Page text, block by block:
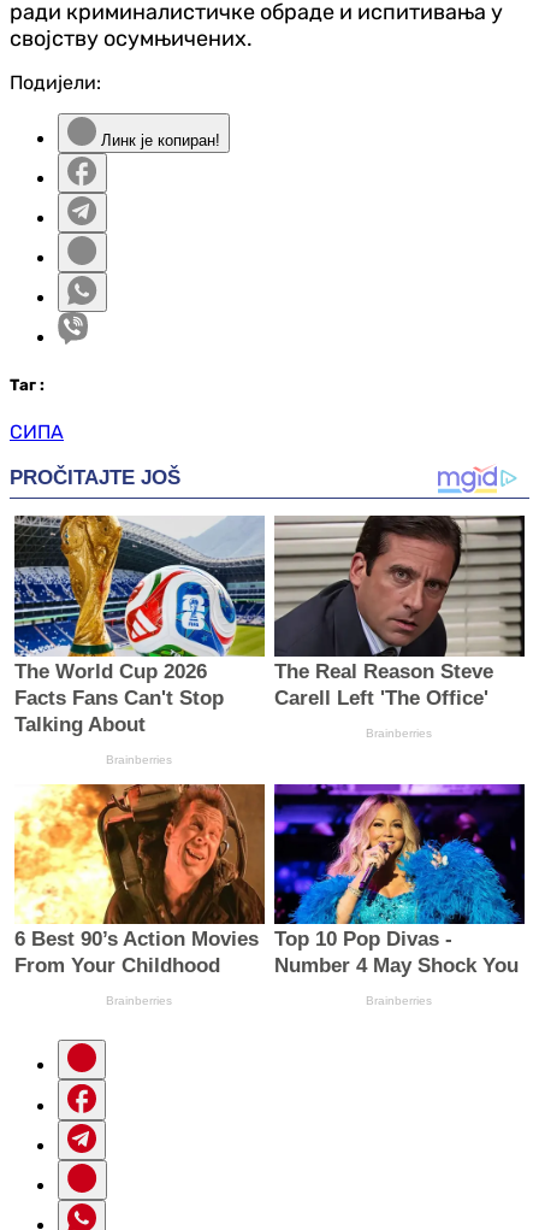
ради криминалистичке обраде и испитивања у
својству осумњичених.
Подијели:
Линк је копиран!
Таг :
СИПА